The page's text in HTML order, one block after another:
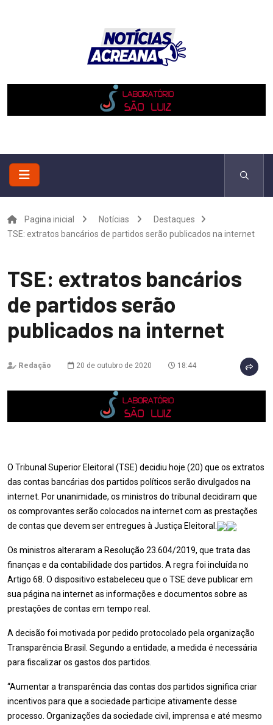
Pagina inicial Notícias
Destaques
TSE: extratos bancários de partidos serão publicados na internet
TSE: extratos bancários
de partidos serão
publicados na internet
Redação 20 de outubro de 2020 18:44
O Tribunal Superior Eleitoral (TSE) decidiu hoje (20) que os extratos
das contas bancárias dos partidos políticos serão divulgados na
internet. Por unanimidade, os ministros do tribunal decidiram que
os comprovantes serão colocados na internet com as prestações
de contas que devem ser entregues à Justiça Eleitoral.
Os ministros alteraram a Resolução 23.604/2019, que trata das
finanças e da contabilidade dos partidos. A regra foi incluída no
Artigo 68. O dispositivo estabeleceu que o TSE deve publicar em
sua página na internet as informações e documentos sobre as
prestações de contas em tempo real.
A decisão foi motivada por pedido protocolado pela organização
Transparência Brasil. Segundo a entidade, a medida é necessária
para fiscalizar os gastos dos partidos.
“Aumentar a transparência das contas dos partidos significa criar
incentivos para que a sociedade participe ativamente desse
processo. Organizações da sociedade civil, imprensa e até mesmo